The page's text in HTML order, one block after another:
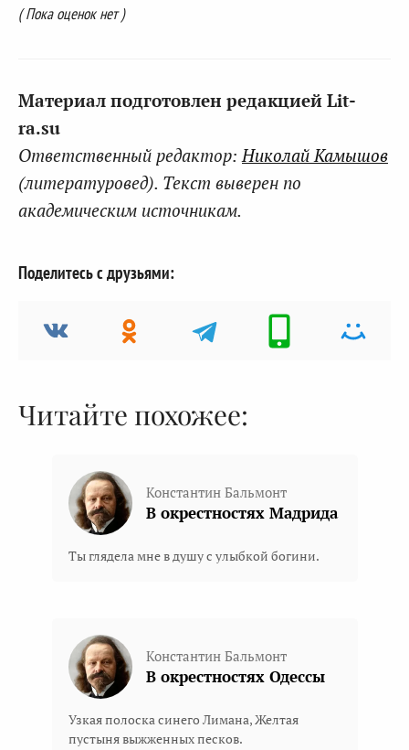
( Пока оценок нет )
Материал подготовлен редакцией Lit-
ra.su
Ответственный редактор: Николай Камышов
(литературовед). Текст выверен по
академическим источникам.
Поделитесь с друзьями:
Читайте похожее:
Константин Бальмонт
В окрестностях Мадрида
Ты глядела мне в душу с улыбкой богини.
Константин Бальмонт
В окрестностях Одессы
Узкая полоска синего Лимана, Желтая
пустыня выжженных песков.